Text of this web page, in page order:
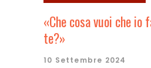
«Che cosa vuoi che io
te?»
10 Settembre 2024